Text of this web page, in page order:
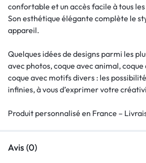
confortable et un accès facile à tous
Son esthétique élégante complète le
appareil.
Quelques idées de designs parmi les
avec photos, coque avec animal, coque
coque avec motifs divers : les
infinies, à vous d’exprimer votre
Produit personnalisé en France –
Avis (0)